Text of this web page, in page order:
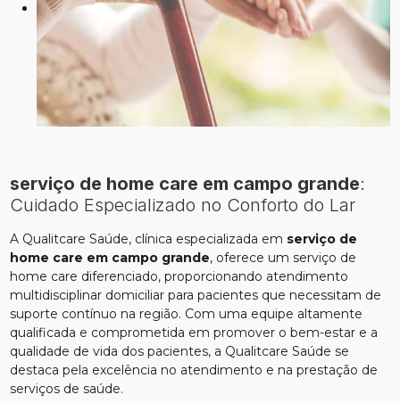
serviço de home care em campo grande:
Cuidado Especializado no Conforto do Lar
A Qualitcare Saúde, clínica especializada em serviço de
home care em campo grande, oferece um serviço de
home care diferenciado, proporcionando atendimento
multidisciplinar domiciliar para pacientes que necessitam de
suporte contínuo na região. Com uma equipe altamente
qualificada e comprometida em promover o bem-estar e a
qualidade de vida dos pacientes, a Qualitcare Saúde se
destaca pela excelência no atendimento e na prestação de
serviços de saúde.